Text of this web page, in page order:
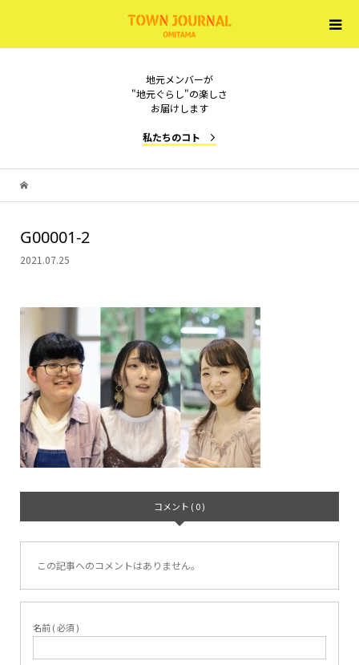
地元メンバーが
"地元ぐらし"の楽しさ
お届けします
私たちのコト
G00001-2
2021.07.25
コメント ( 0 )
この記事へのコメントはありません。
名前 ( 必須 )